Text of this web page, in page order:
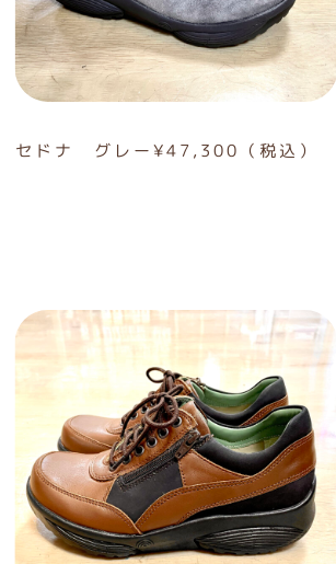
セドナ グレー¥47,300（税込）